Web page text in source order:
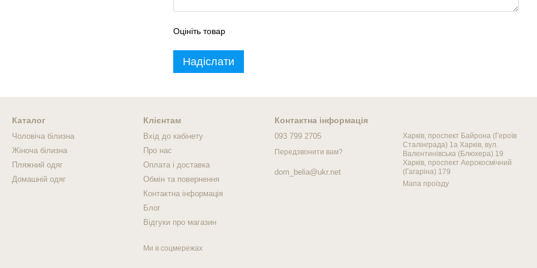
Оцініть товар
Надіслати
Каталог
Чоловіча білизна
Жіноча білизна
Пляжний одяг
Домашній одяг
Клієнтам
Вхід до кабінету
Про нас
Оплата і доставка
Обмін та повернення
Контактна інформація
Блог
Відгуки про магазин
Ми в соцмережах
Контактна інформація
093 799 2705
Передзвонити вам?
dom_belia@ukr.net
Харків, проспект Байрона (Героїв
Сталінграда) 1а Харків, вул.
Валентинівська (Блюхера) 19
Харків, проспект Аерокосмічний
(Гагаріна) 179
Мапа проїзду